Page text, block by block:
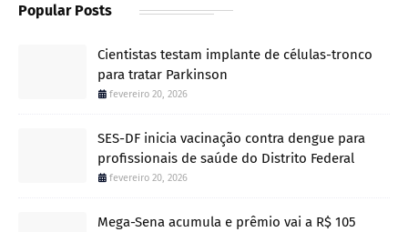
Popular Posts
Cientistas testam implante de células-tronco
para tratar Parkinson
fevereiro 20, 2026
SES-DF inicia vacinação contra dengue para
profissionais de saúde do Distrito Federal
fevereiro 20, 2026
Mega-Sena acumula e prêmio vai a R$ 105